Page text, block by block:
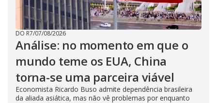
DO R7/07/08/2026
Análise: no momento em que o
mundo teme os EUA, China
torna-se uma parceira viável
Economista Ricardo Buso admite dependência brasileira
da aliada asiática, mas não vê problemas por enquanto